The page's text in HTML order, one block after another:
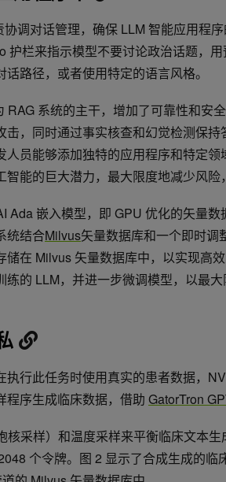
协调对话管理，确保 LLM 智能应用程
护栏来指示模型不要讨论政治话题，
路径，或者使用特定的语言风格。
RAG 系统的主干，增加了可靠性和安
击，同时通过事实核查和幻觉检测保
人员能够添加独特的应用程序和特定
能的巨大潜力，最大限度地减少风险
Ada 嵌入模型，即 GPU 优化的矢量
统结合Milvus矢量数据库和一个即时调
储在 Milvus 矢量数据库中，以实现高
练的 LLM，并进一步微调模型，以最
执行此任务时使用真实的患者数据，
程序生成临床数据，借助 GatorTron
核采样）和温度采样来平衡临床文本
个令牌。图 2 显示了合成生成的临